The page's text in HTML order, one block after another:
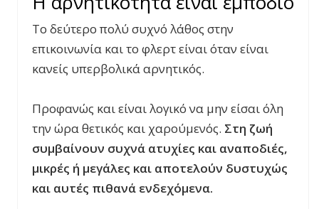
Το δεύτερο πολύ συχνό λάθος στην
επικοινωνία και το φλερτ είναι όταν είναι
κανείς υπερβολικά αρνητικός.
Προφανώς και είναι λογικό να μην είσαι όλη
την ώρα θετικός και χαρούμενός. Στη ζωή
συμβαίνουν συχνά ατυχίες και αναποδιές,
μικρές ή μεγάλες και αποτελούν δυστυχώς
και αυτές πιθανά ενδεχόμενα.